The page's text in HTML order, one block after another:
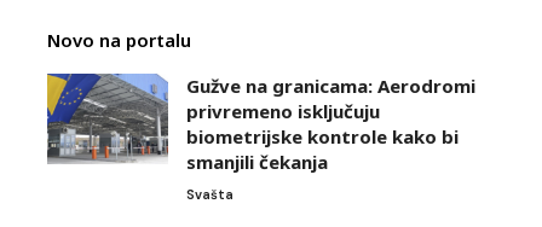
Novo na portalu
Gužve na granicama: Aerodromi
privremeno isključuju
biometrijske kontrole kako bi
smanjili čekanja
Svašta